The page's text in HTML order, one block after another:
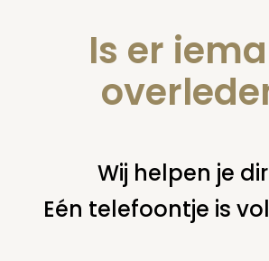
Landelijke
U bent hier: home nieuws & agenda
weesp toch weer bespreekbaar
Is er
Wij helpen je
Eén telefoontje is